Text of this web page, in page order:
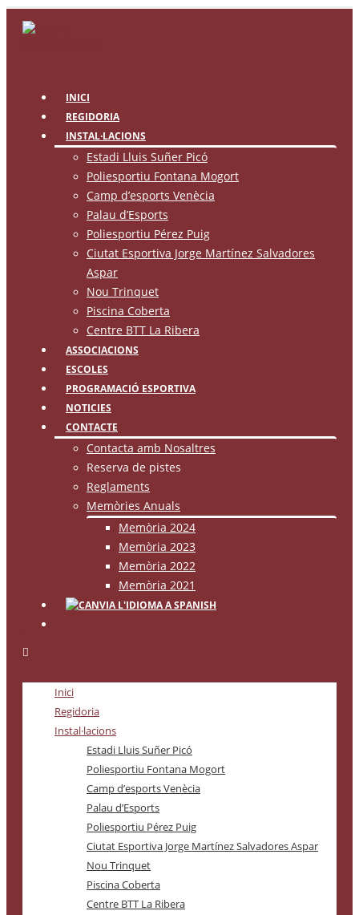
INICI
REGIDORIA
INSTAL·LACIONS
Estadi Lluis Suñer Picó
Poliesportiu Fontana Mogort
Camp d’esports Venècia
Palau d’Esports
Poliesportiu Pérez Puig
Ciutat Esportiva Jorge Martínez Salvadores
Aspar
Nou Trinquet
Piscina Coberta
Centre BTT La Ribera
ASSOCIACIONS
ESCOLES
PROGRAMACIÓ ESPORTIVA
NOTICIES
CONTACTE
Contacta amb Nosaltres
Reserva de pistes
Reglaments
Memòries Anuals
Memòria 2024
Memòria 2023
Memòria 2022
Memòria 2021
Inici
Regidoria
Instal·lacions
Estadi Lluis Suñer Picó
Poliesportiu Fontana Mogort
Camp d’esports Venècia
Palau d’Esports
Poliesportiu Pérez Puig
Ciutat Esportiva Jorge Martínez Salvadores Aspar
Nou Trinquet
Piscina Coberta
Centre BTT La Ribera